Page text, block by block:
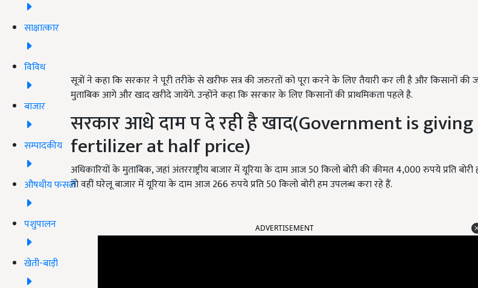
साक्षात्कार
विविध
बाजार
सम्पादकीय
औषधीय फसलें
पशुपालन
खेती-बाड़ी
सूत्रों ने कहा कि सरकार ने पूरी तरीके से खरीफ सत्र की जरुरतों को पूरा करने के लिए तैयारी कर ली है और किसानों
मुताबिक आगे और खाद खरीदे जायेंगे. उन्होंने कहा कि सरकार के लिए किसानों की प्राथमिकता पहले है.
सरकार आधे दाम प दे रही है खाद(Government is giving
fertilizer at half price)
अधिकारियों के मुताबिक, जहां अंतरराष्ट्रीय बाजार में यूरिया के दाम आज 50 किलो बोरी की कीमत 4,000 रुपये प्रति बोरी
तो वहीं घरेलू बाजार में यूरिया के दाम आज 266 रुपये प्रति 50 किलो बोरी हम उपलब्ध करा रहे हैं.
ADVERTISEMENT